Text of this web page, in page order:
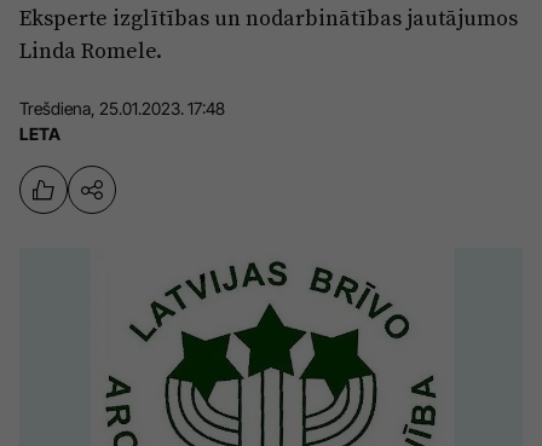
Izglītība
Veselība
Ģimene
Sports
Ekonomika
Projekti
Mediju atbalsta fonds
Zivju fonds
Eksperte izglītības un nodarbinātības jautājumos
Linda Romele.
Trešdiena, 25.01.2023. 17:48
LETA